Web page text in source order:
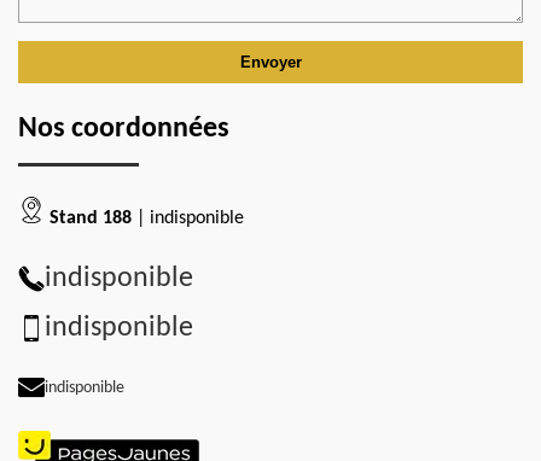
Nos coordonnées
Stand 188 | indisponible
indisponible
indisponible
indisponible